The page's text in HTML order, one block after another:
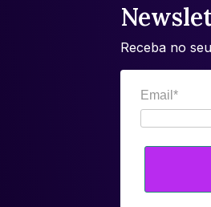
Receba no
Email*